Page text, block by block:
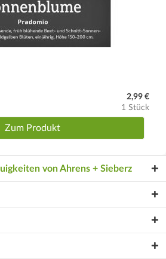
2,99 €
1 Stück
Zum Produkt
von Ahrens + Sieberz